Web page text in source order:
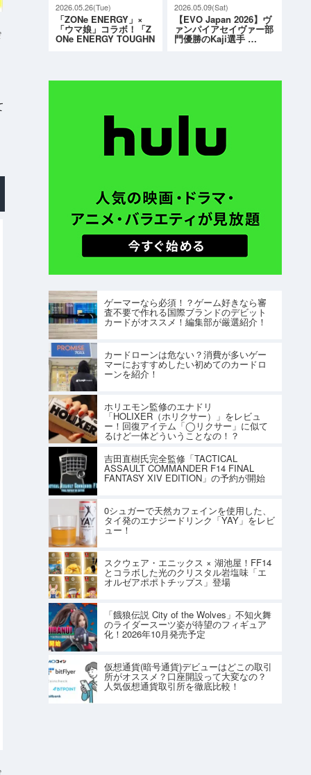
2026.05.26(Tue)
「ZONe ENERGY」×
「ウマ娘」コラボ！「Z
ONe ENERGY TOUGHN
2026.05.09(Sat)
【EVO Japan 2026】ヴ
ァンパイアセイヴァー部
門優勝のKaji選手 …
ゲーマーなら必須！？ゲーム好きなら審
査不要で作れる国際ブランドのデビット
カードがオススメ！編集部が厳選紹介！
カードローンは危ない？消費が多いゲー
マーにおすすめしたい初めてのカードロ
ーンを紹介！
ホリエモン監修のエナドリ
「HOLIXER（ホリクサー）」をレビュ
ー！回復アイテム「◯リクサー」に似て
るけど一体どういうことなの！？
吉田直樹氏完全監修「TACTICAL
ASSAULT COMMANDER F14 FINAL
FANTASY XIV EDITION」の予約が開始
0シュガーで天然カフェインを使用した、
タイ発のエナジードリンク「YAY」をレビ
ュー！
スクウェア・エニックス × 湖池屋！FF14
とコラボした光のクリスタル岩塩味「エ
オルゼアポポトチップス」登場
「餓狼伝説 City of the Wolves」不知火舞
のライダースーツ姿が待望のフィギュア
化！2026年10月発売予定
仮想通貨(暗号通貨)デビューはどこの取引
所がオススメ？口座開設って大変なの？
人気仮想通貨取引所を徹底比較！